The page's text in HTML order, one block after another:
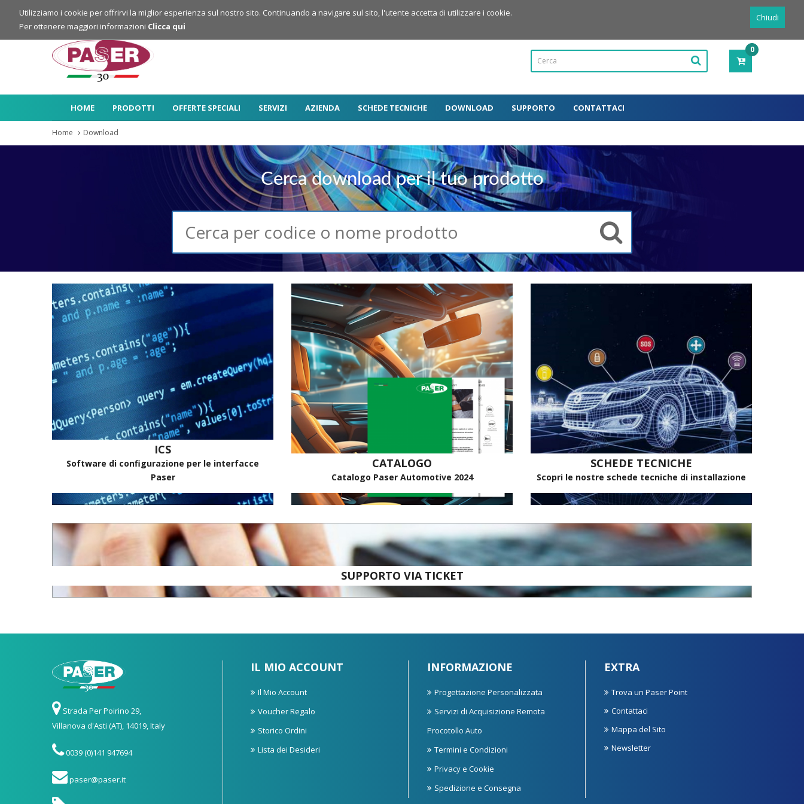
Login Registrazione
0
-
HOME PRODOTTI OFFERTE SPECIALI SERVIZI AZIENDA SCHEDE TECNICHE DOWNLOAD SUPPORTO CONTATTACI
Home Download
Cerca download per il tuo prodotto
ICS
Software di configurazione per le interfacce
Paser
CATALOGO
Catalogo Paser Automotive 2024
SCHEDE TECNICHE
Scopri le nostre schede tecniche di installazione
SUPPORTO VIA TICKET
Strada Per Poirino 29,
Villanova d'Asti (AT), 14019, Italy
0039 (0)141 947694
paser@paser.it
IL MIO ACCOUNT
Il Mio Account
Voucher Regalo
Storico Ordini
Lista dei Desideri
INFORMAZIONE
Progettazione Personalizzata
Servizi di Acquisizione Remota
Procotollo Auto
Termini e Condizioni
Privacy e Cookie
Spedizione e Consegna
EXTRA
Trova un Paser Point
Contattaci
Mappa del Sito
Newsletter
Chiudi
Utilizziamo i cookie per offrirvi la miglior esperienza sul nostro sito. Continuando a navigare sul sito, l'utente accetta di utilizzare i cookie.
Per ottenere maggiori informazioni Clicca qui